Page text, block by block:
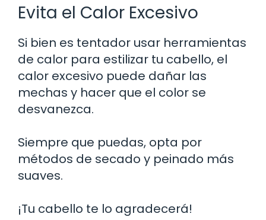
Evita el Calor Excesivo
Si bien es tentador usar herramientas
de calor para estilizar tu cabello, el
calor excesivo puede dañar las
mechas y hacer que el color se
desvanezca.
Siempre que puedas, opta por
métodos de secado y peinado más
suaves.
¡Tu cabello te lo agradecerá!